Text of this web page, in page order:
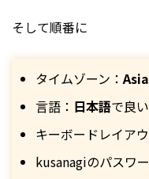
そして順番に
タイムゾーン：
言語： 日本語で良
キーボードレイア
kusanagiのパスワ